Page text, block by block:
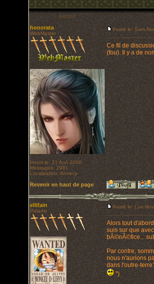
Auteur
honorata
WebMaster
Inscrit le: 21 Aoû 2006
Messages: 2981
Localisation: Annecy
Posté le: Sam
Ce fil de
(fou). Il y a de
Revenir en haut de page
ellifain
Paladin
Posté le: Lun
Alors tout
suis sur que
bÃ©nÃ©fice...
Par contre,
nous n'aurions
dans l'outre-
")